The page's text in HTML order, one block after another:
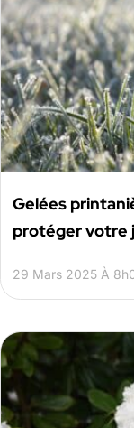
Gelées
protéger votre
29 Mars 2025 À